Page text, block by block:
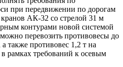
при передвижении по дорогам
АК-32 со стрелой 31 м
контурами новой системой
перевозить противовесы до
также противовес 1,2 т на
рамках требований к осевым